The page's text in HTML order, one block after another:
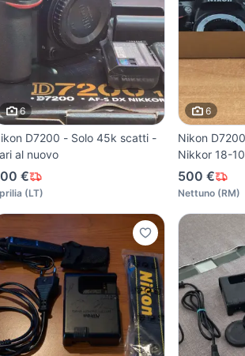
6
D7200 - Solo 45k scatti -
al nuovo
€
(LT)
6
Nikon
Nikkor 18-
500 €
Nettuno(RM)